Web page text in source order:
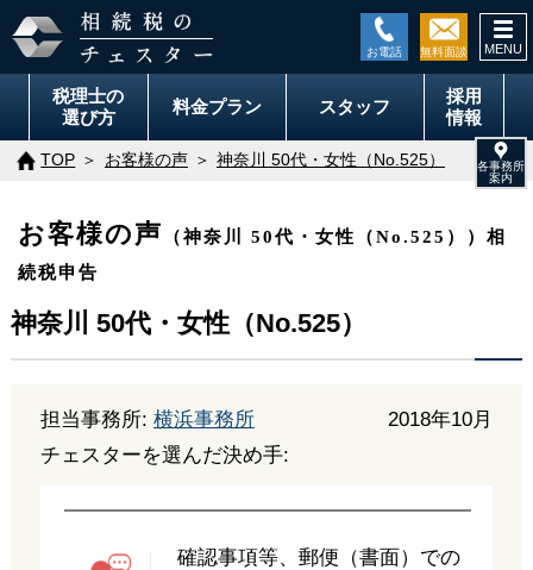
税理士の
選び方
料金プラン スタッフ
採用
情報
TOP お客様の声 神奈川 50代・女性（No.525）
お客様の声
（神奈川 50代・女性（No.525））相
続税申告
神奈川 50代・女性（No.525）
担当事務所: 横浜事務所
2018年10月
チェスターを選んだ決め手:
確認事項等、郵便（書面）での